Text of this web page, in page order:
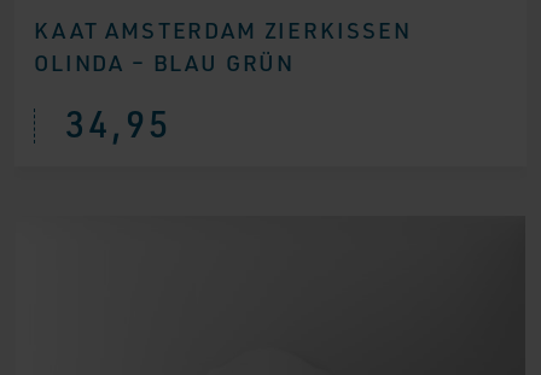
KAAT AMSTERDAM ZIERKISSEN
OLINDA – BLAU GRÜN
34,95